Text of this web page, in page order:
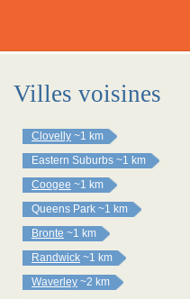
Villes voisines
Clovelly ~1 km
Eastern Suburbs ~1 km
Coogee ~1 km
Queens Park ~1 km
Bronte ~1 km
Randwick ~1 km
Waverley ~2 km